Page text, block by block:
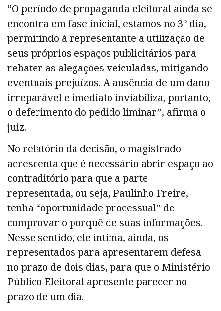
“O período de propaganda eleitoral ainda se
encontra em fase inicial, estamos no 3º dia,
permitindo à representante a utilização de
seus próprios espaços publicitários para
rebater as alegações veiculadas, mitigando
eventuais prejuízos. A ausência de um dano
irreparável e imediato inviabiliza, portanto,
o deferimento do pedido liminar”, afirma o
juiz.
No relatório da decisão, o magistrado
acrescenta que é necessário abrir espaço ao
contraditório para que a parte
representada, ou seja, Paulinho Freire,
tenha “oportunidade processual” de
comprovar o porquê de suas informações.
Nesse sentido, ele intima, ainda, os
representados para apresentarem defesa
no prazo de dois dias, para que o Ministério
Público Eleitoral apresente parecer no
prazo de um dia.